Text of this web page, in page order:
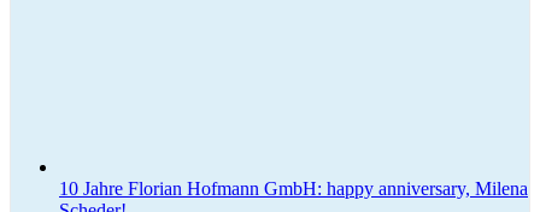
10 Jahre Florian Hofmann GmbH: happy anniversary, Milena